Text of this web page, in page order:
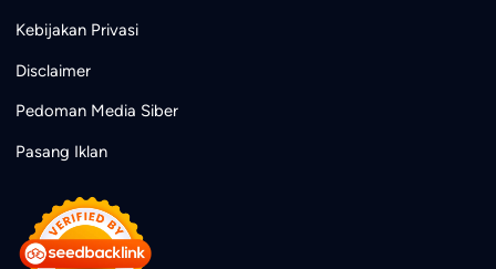
Kebijakan Privasi
Disclaimer
Pedoman Media Siber
Pasang Iklan